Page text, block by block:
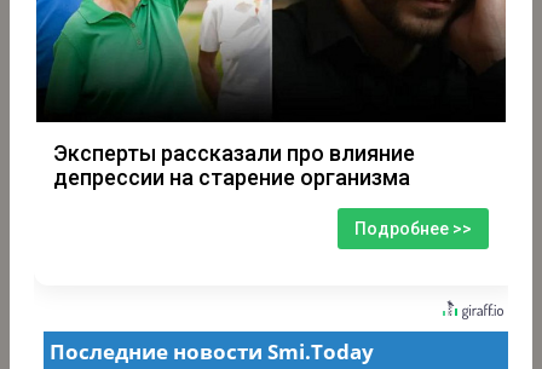
Эксперты рассказали про влияние
депрессии на старение организма
Подробнее >>